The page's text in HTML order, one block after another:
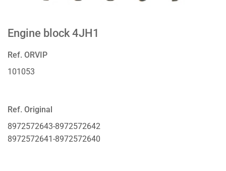
Engine block 4JH1
Ref. ORVIP
101053
Ref. Original
8972572643-8972572642
8972572641-8972572640